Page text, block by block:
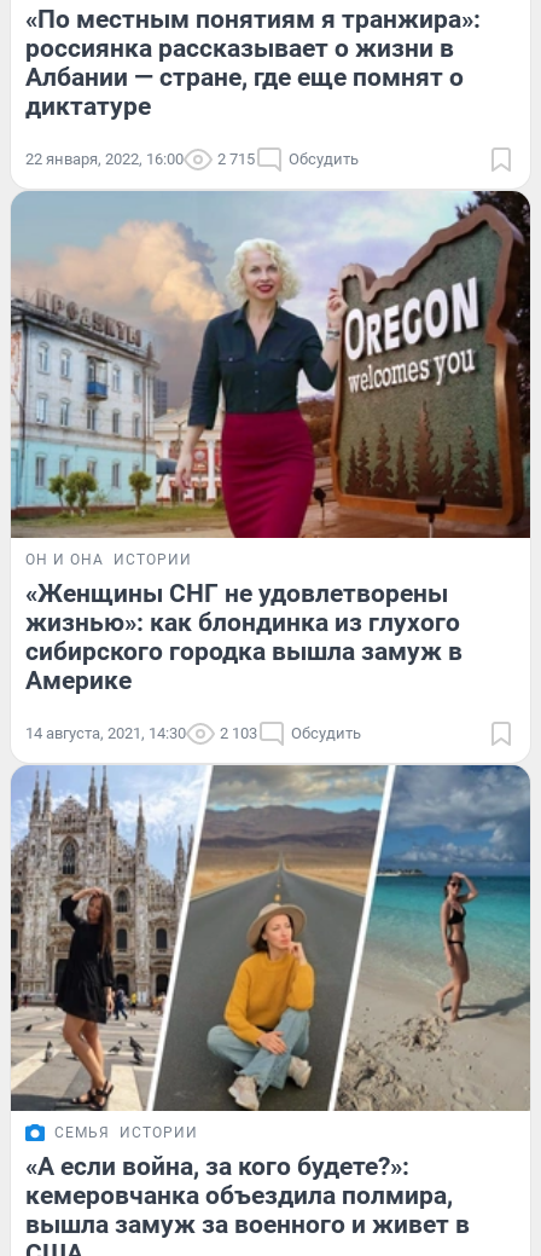
«По местным понятиям я транжира»:
россиянка рассказывает о жизни в
Албании — стране, где еще помнят о
диктатуре
22 января, 2022, 16:00 2 715 Обсудить
ОН И ОНА ИСТОРИИ
«Женщины СНГ не удовлетворены
жизнью»: как блондинка из глухого
сибирского городка вышла замуж в
Америке
14 августа, 2021, 14:30 2 103 Обсудить
СЕМЬЯ ИСТОРИИ
«А если война, за кого будете?»:
кемеровчанка объездила полмира,
вышла замуж за военного и живет в